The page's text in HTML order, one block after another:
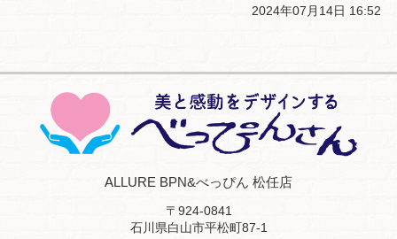
2024年07月14日 16:52
ALLURE BPN&べっぴん 松任店
〒924-0841
石川県白山市平松町87-1